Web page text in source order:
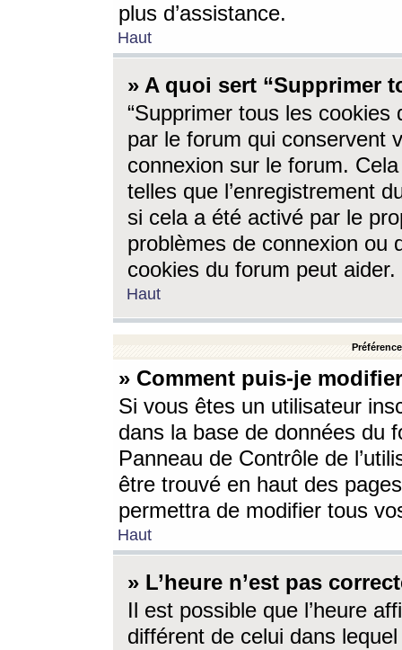
plus d’assistance.
Haut
» A quoi sert “Supprimer
“Supprimer tous les cookies
par le forum qui conservent
connexion sur le forum.
telles que l’enregistrement
si cela a été activé par le
problèmes de connexion ou
cookies du forum peut aider.
Haut
» Comment puis-je
Si vous êtes un utilisateur
dans la base de données du
Panneau de Contrôle de
être trouvé en haut des
permettra de modifier tous
Haut
» L’heure n’est pas
Il est possible que l’heure
différent de celui dans